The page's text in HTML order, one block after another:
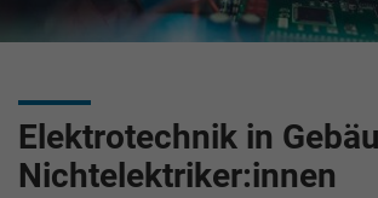
Elektrotechnik in
Nichtelektriker:innen